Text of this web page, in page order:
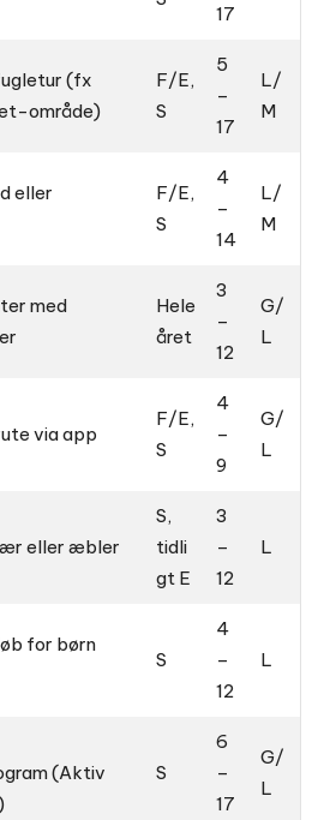
17
(fx
område)
F/E,
S
5
–
17
L/
M
eller
F/E,
S
4
–
14
L/
M
med
Hele
året
3
–
12
G/
L
via app
F/E,
S
4
–
9
G/
L
eller æbler
S,
tidli
gt E
3
–
12
L
for børn
S
4
–
12
L
(Aktiv
S
6
–
17
G/
L